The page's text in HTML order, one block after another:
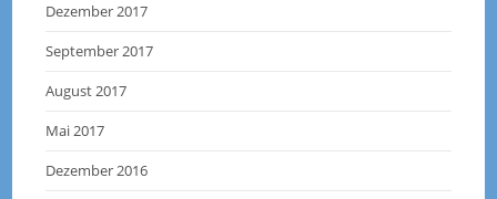
Dezember 2017
September 2017
August 2017
Mai 2017
Dezember 2016